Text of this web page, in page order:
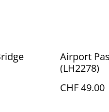
Airport
(LH2278)
CHF 49.00